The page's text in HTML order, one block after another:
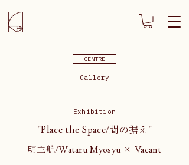
CENTRE
Gallery
Exhibition
"Place the Space/間の据え"
明主航/Wataru Myosyu × Vacant